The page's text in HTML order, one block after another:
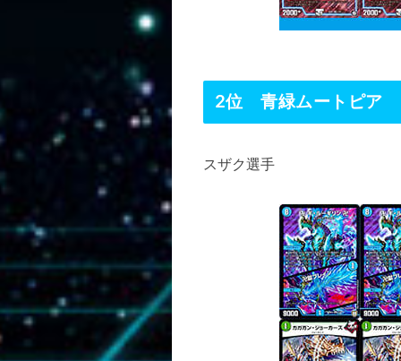
2位 青緑ムートピア
スザク選手